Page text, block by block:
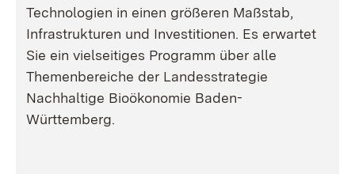
Technologien in einen größeren Maßstab,
Infrastrukturen und Investitionen. Es erwartet
Sie ein vielseitiges Programm über alle
Themenbereiche der Landesstrategie
Nachhaltige Bioökonomie Baden-
Württemberg.